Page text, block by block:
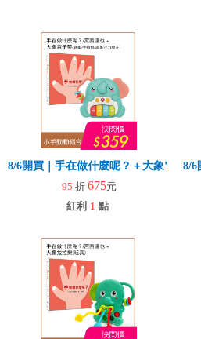
8/6開買｜手在做什麼呢？＋大象電子琴
95 折 675元
紅利 1 點
8/6